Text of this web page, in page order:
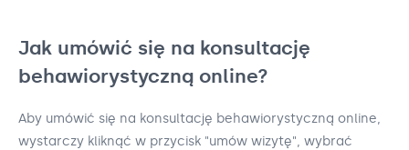
Jak umówić się na konsultację
behawiorystyczną online?
Aby umówić się na konsultację behawiorystyczną online,
wystarczy kliknąć w przycisk "umów wizytę", wybrać